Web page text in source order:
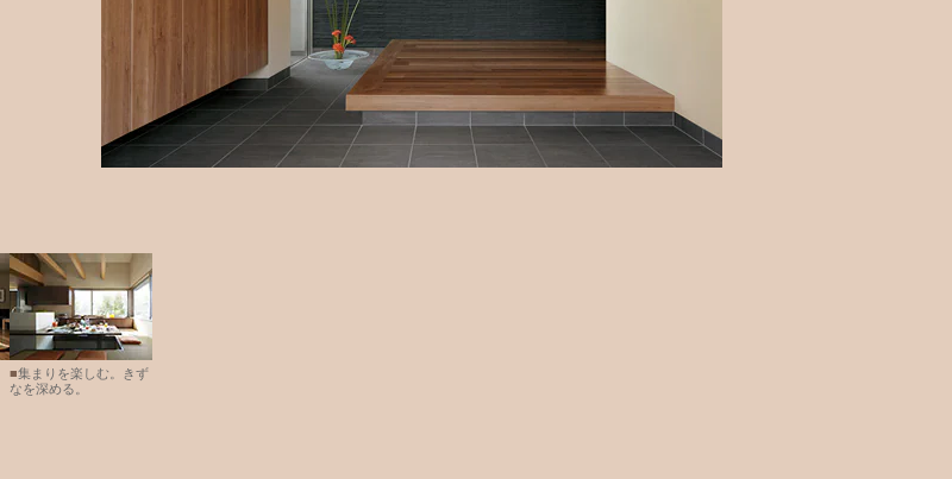
■集まりを楽しむ。きず
なを深める。